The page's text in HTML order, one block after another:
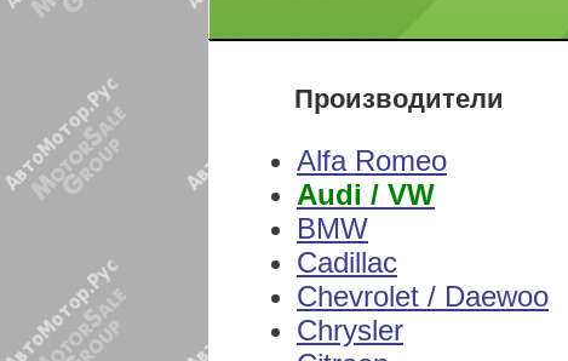
Производители
Alfa Romeo
Audi / VW
BMW
Cadillac
Chevrolet / Daewoo
Chrysler